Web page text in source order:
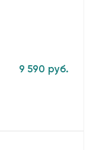
9 590 руб.